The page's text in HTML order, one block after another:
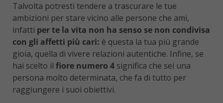
Talvolta potresti tendere a trascurare le tue
ambizioni per stare vicino alle persone che ami,
infatti per te la vita non ha senso se non condivisa
con gli affetti più cari: è questa la tua più grande
gioia, quella di vivere relazioni autentiche. Infine, se
hai scelto il fiore numero 4 significa che sei una
persona molto determinata, che fa di tutto per
raggiungere i suoi obiettivi.